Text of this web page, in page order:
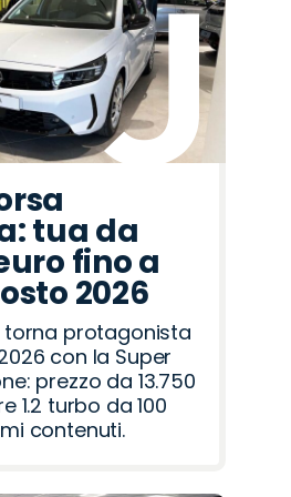
tua da
fino a
2026
torna protagonista
con la Super
prezzo da 13.750
1.2 turbo da 100
contenuti.